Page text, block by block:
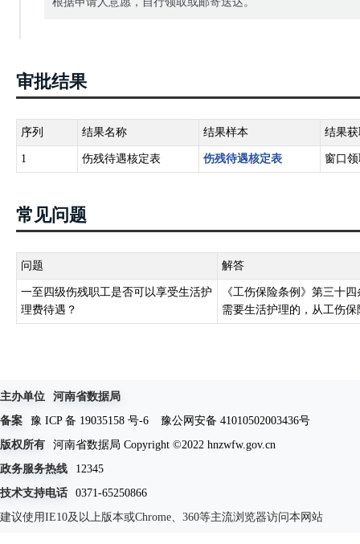
审批结果
序列 结果名称 结果样本 结果
1 伤残待遇核定表 伤残待遇核定表 窗口
常见问题
问题 解答
一至四级伤残职工是否可以享受生活护
理费待遇？
《工伤保险条例》第三十
需要生活护理的，从工伤
主办单位
河南省数据局
备案
豫 ICP 备 19035158 号-6
豫公网安备 41010502003436号
版权所有
河南省数据局 Copyright ©2022 hnzwfw.gov.cn
政务服务热线
12345
技术支持电话
0371-65250866
建议使用IE10及以上版本或Chrome、360等主流浏览器访问本网站